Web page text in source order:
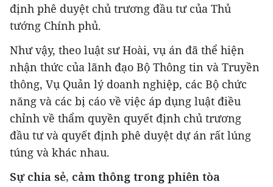
định phê duyệt chủ trương đầu tư của Thủ
tướng Chính phủ.
Như vậy, theo luật sư Hoài, vụ án đã thể hiện
nhận thức của lãnh đạo Bộ Thông tin và Truyền
thông, Vụ Quản lý doanh nghiệp, các Bộ chức
năng và các bị cáo về việc áp dụng luật điều
chỉnh về thẩm quyền quyết định chủ trương
đầu tư và quyết định phê duyệt dự án rất lúng
túng và khác nhau.
Sự chia sẻ, cảm thông trong phiên tòa